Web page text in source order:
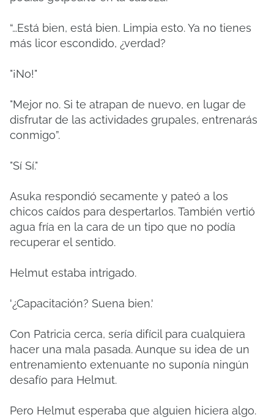
“…Está bien, está bien. Limpia esto. Ya no tienes
más licor escondido, ¿verdad?
"¡No!"
"Mejor no. Si te atrapan de nuevo, en lugar de
disfrutar de las actividades grupales, entrenarás
conmigo”.
"Sí Sí."
Asuka respondió secamente y pateó a los
chicos caídos para despertarlos. También vertió
agua fría en la cara de un tipo que no podía
recuperar el sentido.
Helmut estaba intrigado.
'¿Capacitación? Suena bien.'
Con Patricia cerca, sería difícil para cualquiera
hacer una mala pasada. Aunque su idea de un
entrenamiento extenuante no suponía ningún
desafío para Helmut.
Pero Helmut esperaba que alguien hiciera algo.